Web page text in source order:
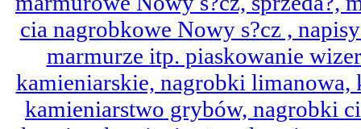
cia nagrobkowe Nowy s?cz ,
marmurze itp. piaskowanie
kamieniarskie, nagrobki
kamieniarstwo grybów, nagrobki